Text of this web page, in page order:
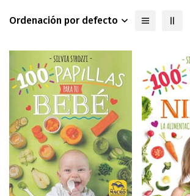
Ordenación por defecto